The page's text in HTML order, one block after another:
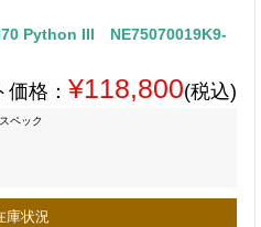
Python III NE75070019K9-
価格： ¥118,800(税込)
スペック
庫状況